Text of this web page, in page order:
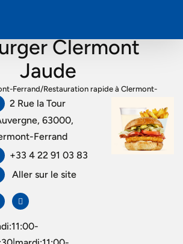
Clermont
Jaude
Ferrand/Restauration rapide à Clermont-
/ Bioburger Clermont Jaude
2 Rue la Tour
63000,
Ferrand
+33 4 22 91 03 83
Aller sur le site